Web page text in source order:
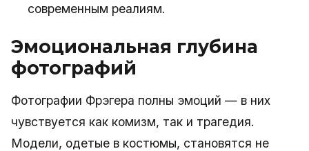
современным реалиям.
Эмоциональная глубина
фотографий
Фотографии Фрэгера полны эмоций — в них
чувствуется как комизм, так и трагедия.
Модели, одетые в костюмы, становятся не